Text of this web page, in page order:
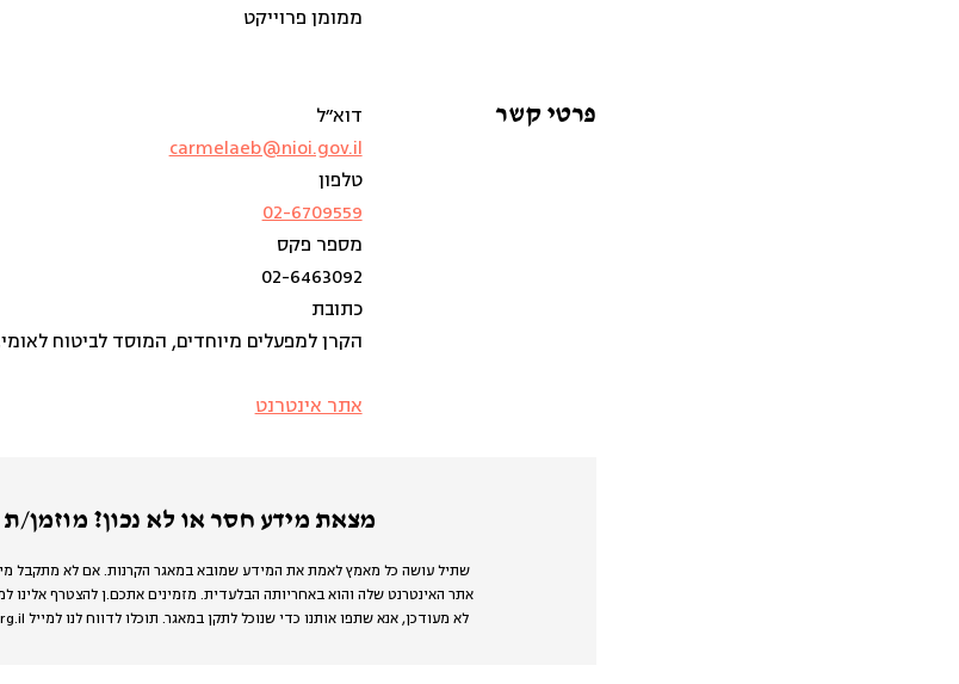
ממומן פרוייקט
פרטי קשר
דוא״ל
carmelaeb@nioi.gov.il
טלפון
02-6709559
מספר פקס
02-6463092
כתובת
הקרן למפעלים מיוחדים, המוסד לביטוח לאומי, שד' ויצמן 13,
אתר אינטרנט
מצאת מידע חסר או לא נכון? מוזמן/ת
שתיל עושה כל מאמץ לאמת את המידע שמובא במאגר הקרנות. אם לא מתקבל
אתר האינטרנט שלה והוא באחריותה הבלעדית. מזמינים אתכם.ן להצטרף אלינו
לא מעודכן, אנא שתפו אותנו כדי שנוכל לתקן במאגר. תוכלו לדווח לנו למייל webmaster@shatil.nif.org.il